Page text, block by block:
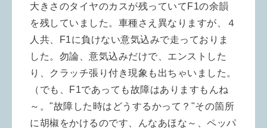
大きさのタイヤのカスが残っていてF1の余韻
を残していました。車種さえ異なりますが、４
人共、F1に負けない意気込みで走っておりま
した。勿論、意気込みだけで、エンストした
り、クラッチ張り付き現象も出ちゃいました。
（でも、F1であっても故障はありますもんね
～。"故障した時はどうするかって？"その箇所
に胡椒をかけるのです、んなあほな～、ペッパ